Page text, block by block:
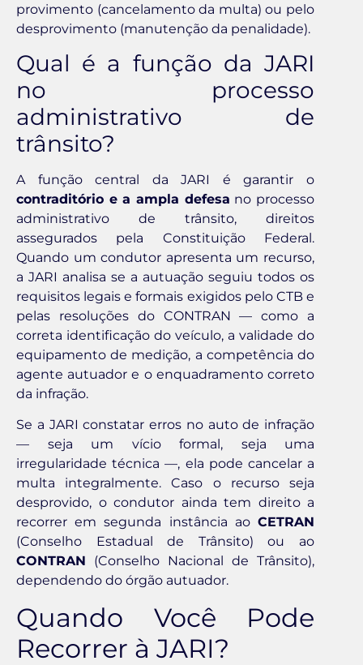
provimento (cancelamento da multa) ou pelo
desprovimento (manutenção da penalidade).
Qual é a função da JARI
no processo
administrativo de
trânsito?
A função central da JARI é garantir o
contraditório e a ampla defesa no processo
administrativo de trânsito, direitos
assegurados pela Constituição Federal.
Quando um condutor apresenta um recurso,
a JARI analisa se a autuação seguiu todos os
requisitos legais e formais exigidos pelo CTB e
pelas resoluções do CONTRAN — como a
correta identificação do veículo, a validade do
equipamento de medição, a competência do
agente autuador e o enquadramento correto
da infração.
Se a JARI constatar erros no auto de infração
— seja um vício formal, seja uma
irregularidade técnica —, ela pode cancelar a
multa integralmente. Caso o recurso seja
desprovido, o condutor ainda tem direito a
recorrer em segunda instância ao CETRAN
(Conselho Estadual de Trânsito) ou ao
CONTRAN (Conselho Nacional de Trânsito),
dependendo do órgão autuador.
Quando Você Pode
Recorrer à JARI?